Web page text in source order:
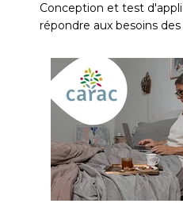
Conception et test
répondre aux besoins